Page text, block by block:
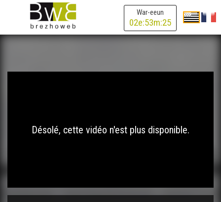
War-eeun
02e:53m:24
Désolé, cette vidéo n'est plus disponible.